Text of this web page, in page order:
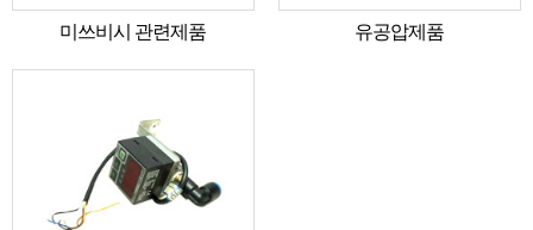
미쓰비시 관련제품 유공압제품